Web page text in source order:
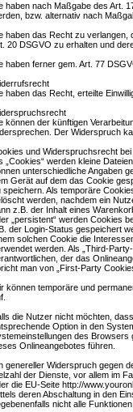
haben nach Maßgabe des Art.
bzw. alternativ nach
haben das Recht zu verlangen,
20 DSGVO zu erhalten und
haben ferner gem. Art. 77
haben das Recht, erteilte
können der künftigen
Der Widerspruch
und Widerspruchsrecht
„Cookies“ werden kleine
unterschiedliche Angaben
Gerät auf dem das Cookie
speichern. Als temporäre
werden, nachdem ein
z.B. der Inhalt eines
„persistent“ werden Cookies
der Login-Status gespeichert
solchen Cookie die
werden. Als „Third-
der das
man von „First-Party
können temporäre und
die Nutzer nicht möchten,
Option in den
des
Onlineangebotes führen.
genereller Widerspruch gegen
der Dienste, vor allem im
die EU-Seite http://
deren Abschaltung in den
nicht alle